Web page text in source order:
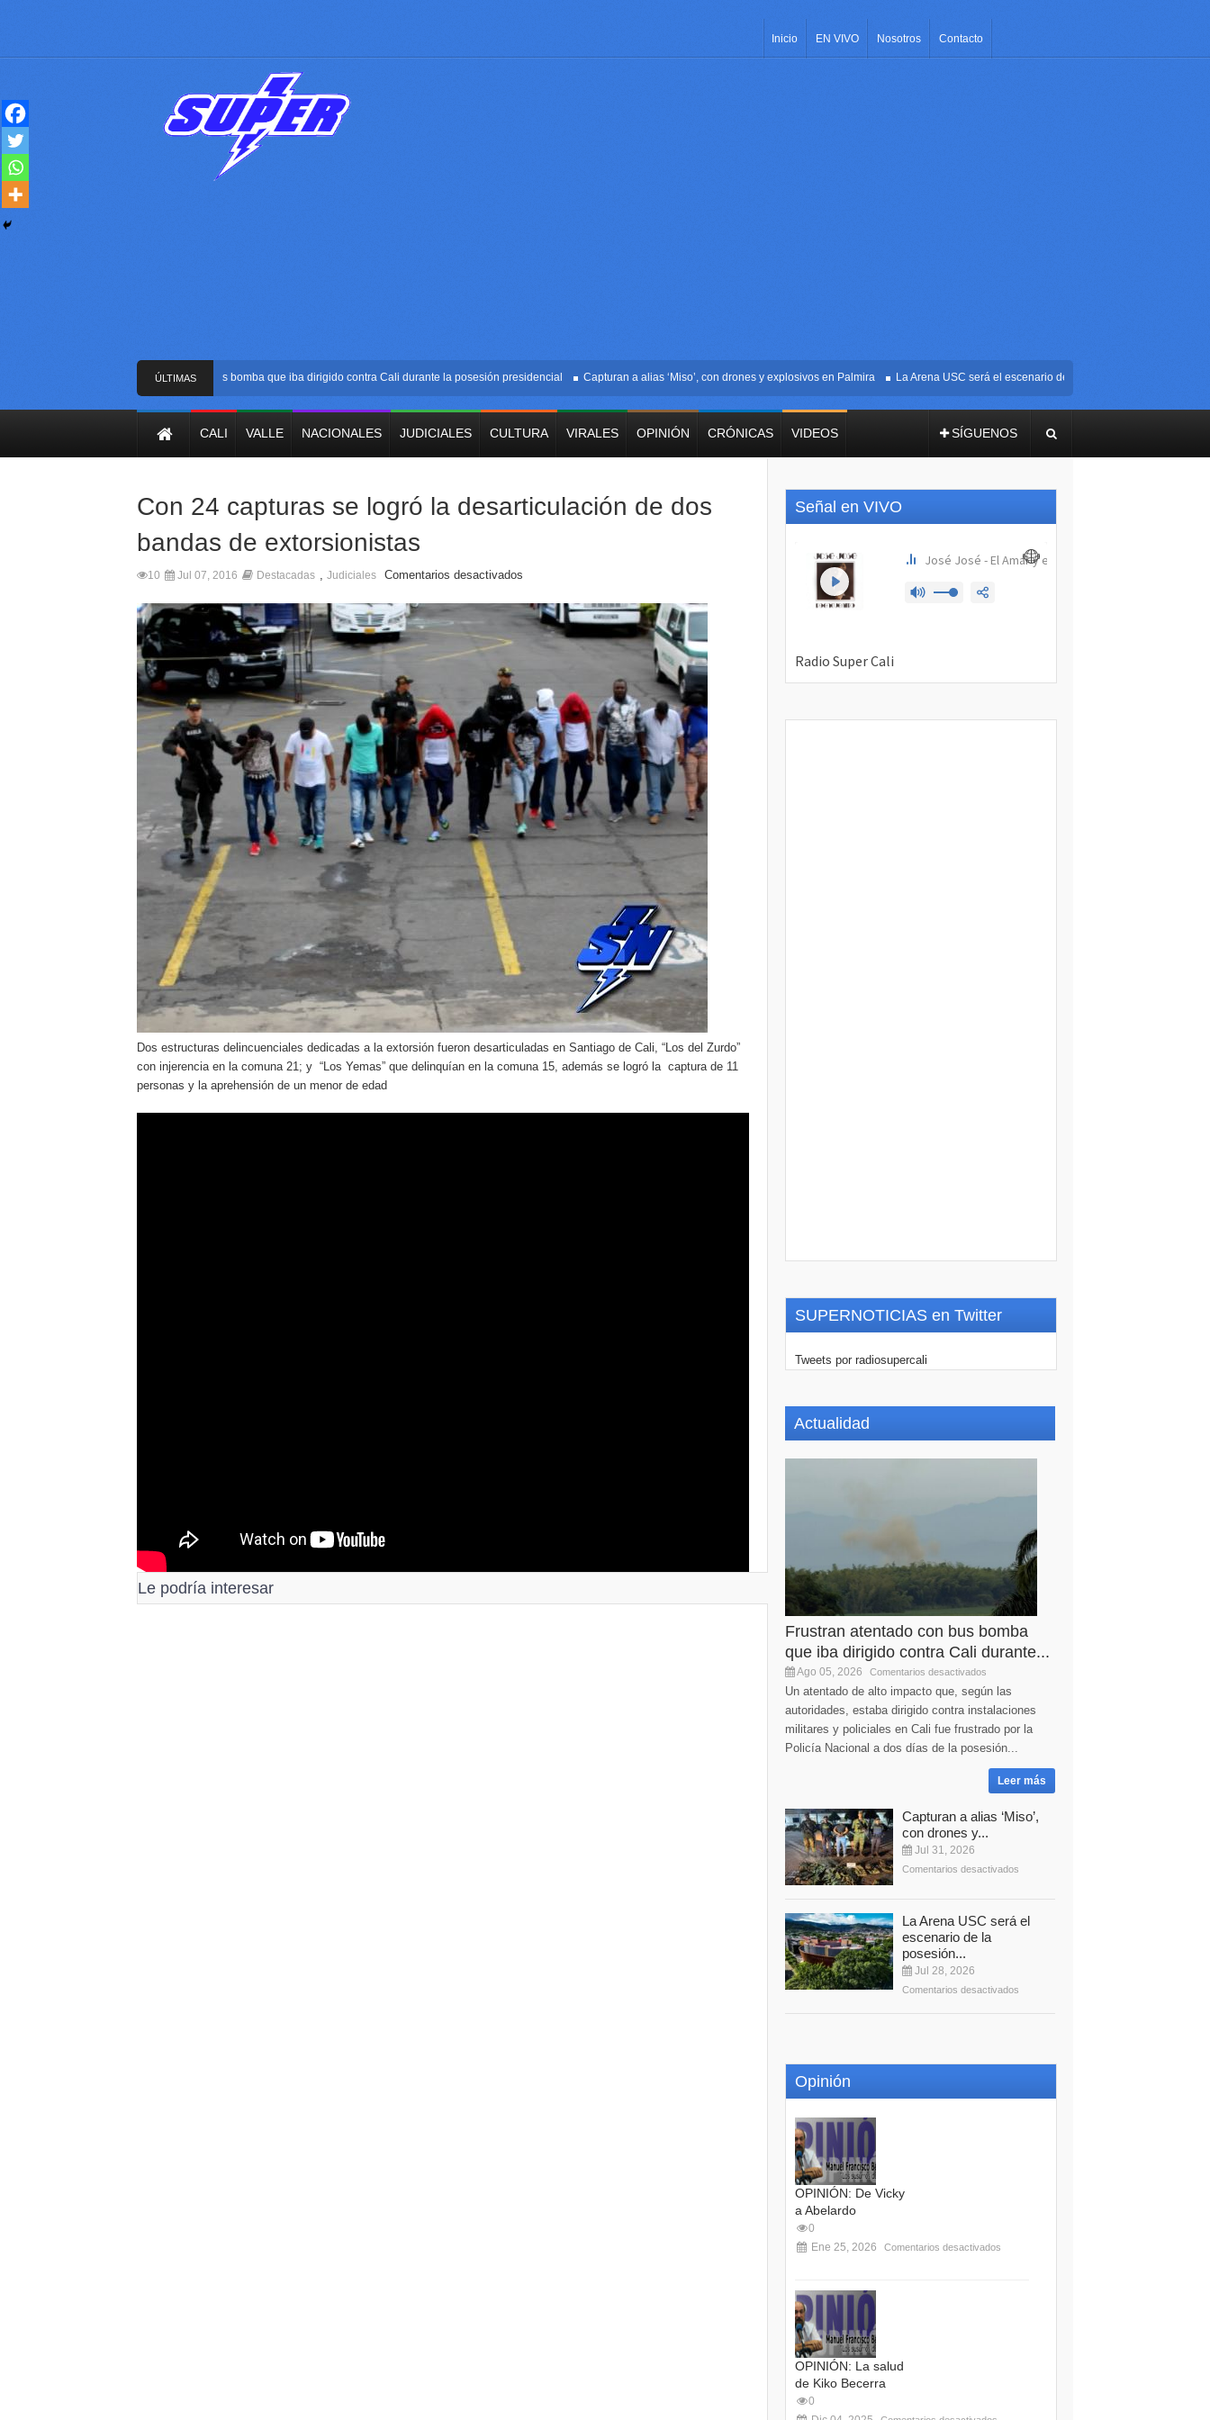
Inicio EN VIVO Nosotros Contacto
ÚLTIMAS
NOTICIAS
Frustran atentado con bus bomba que iba dirigido contra Cali durante la posesión presidencial Capturan a alias ‘Miso’, con drones y explosivos en Palmira La Arena USC será el escenario de la posesión presidencial de
CALI VALLE NACIONALES JUDICIALES CULTURA VIRALES OPINIÓN CRÓNICAS VIDEOS SÍGUENOS
Con 24 capturas se logró la desarticulación de dos
bandas de extorsionistas
10 Jul 07, 2016 Destacadas , Judiciales Comentarios desactivados
Dos estructuras delincuenciales dedicadas a la extorsión fueron desarticuladas en Santiago de Cali, “Los del Zurdo”
con injerencia en la comuna 21; y “Los Yemas” que delinquían en la comuna 15, además se logró la captura de 11
personas y la aprehensión de un menor de edad
Le podría interesar
Señal en VIVO
SUPERNOTICIAS en Twitter
Tweets por radiosupercali
Actualidad
Frustran atentado con bus bomba
que iba dirigido contra Cali durante...
Ago 05, 2026 Comentarios desactivados
Un atentado de alto impacto que, según las
autoridades, estaba dirigido contra instalaciones
militares y policiales en Cali fue frustrado por la
Policía Nacional a dos días de la posesión...
Leer más
Capturan a alias ‘Miso’,
con drones y...
Jul 31, 2026
Comentarios desactivados
La Arena USC será el
escenario de la
posesión...
Jul 28, 2026
Comentarios desactivados
Opinión
OPINIÓN: De Vicky
a Abelardo
0
Ene 25, 2026
Comentarios desactivados
OPINIÓN: La salud
de Kiko Becerra
0